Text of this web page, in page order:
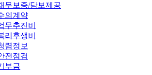
무보증/담보제공
의계약
무추진비
리후생비
렴정보
전점검
부금